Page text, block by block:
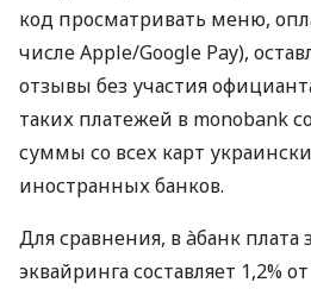
код просматривать меню,
числе Apple/Google Pay),
отзывы без участия
таких платежей в monobank
суммы со всех карт
иностранных банков.
Для сравнения, в àбанк плата
эквайринга составляет 1,2%